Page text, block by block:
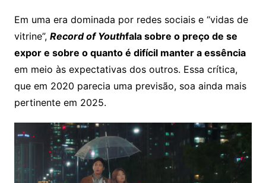
Em uma era dominada por redes sociais e “vidas de
vitrine”, Record of Youthfala sobre o preço de se
expor e sobre o quanto é difícil manter a essência
em meio às expectativas dos outros. Essa crítica,
que em 2020 parecia uma previsão, soa ainda mais
pertinente em 2025.